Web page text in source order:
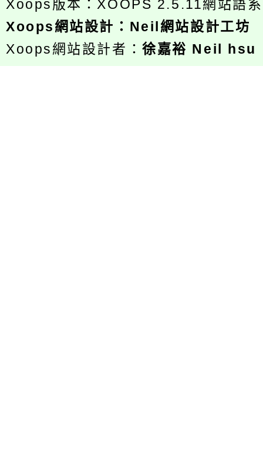
Xoops版本： XOOPS 2.5.11網站語
Xoops網站設計 ： Neil網站設計工坊
Xoops網站設計者：徐嘉裕 Neil hsu